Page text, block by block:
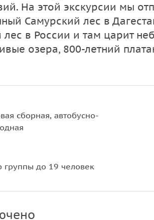
На этой экскурсии мы
Самурский лес в
в России и там царит
озера, 800-летний
сборная, автобусно-
группы до 19 человек